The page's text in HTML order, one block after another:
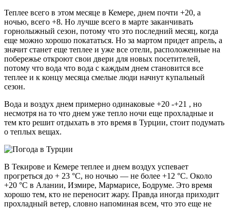
Теплее всего в этом месяце в Кемере, днем почти +20, а
ночью, всего +8. Но лучше всего в марте заканчивать
горнолыжный сезон, потому что это последний месяц, когда
еще можно хорошо покататься. Но за мартом придет апрель, а
значит станет еще теплее и уже все отели, расположенные на
побережье откроют свои двери для новых посетителей,
потому что вода что вода с каждым днем становится все
теплее и к концу месяца смелые люди начнут купальный
сезон.
Вода и воздух днем примерно одинаковые +20 -+21 , но
несмотря на то что днем уже тепло ночи еще прохладные и
тем кто решит отдыхать в это время в Турции, стоит подумать
о теплых вещах.
В Текирове и Кемере теплее и днем воздух успевает
прогреться до + 23 °C, но ночью — не более +12 °C. Около
+20 °C в Алании, Измире, Мармарисе, Бодруме. Это время
хорошо тем, кто не переносит жару. Правда иногда приходит
прохладный ветер, словно напоминая всем, что это еще не